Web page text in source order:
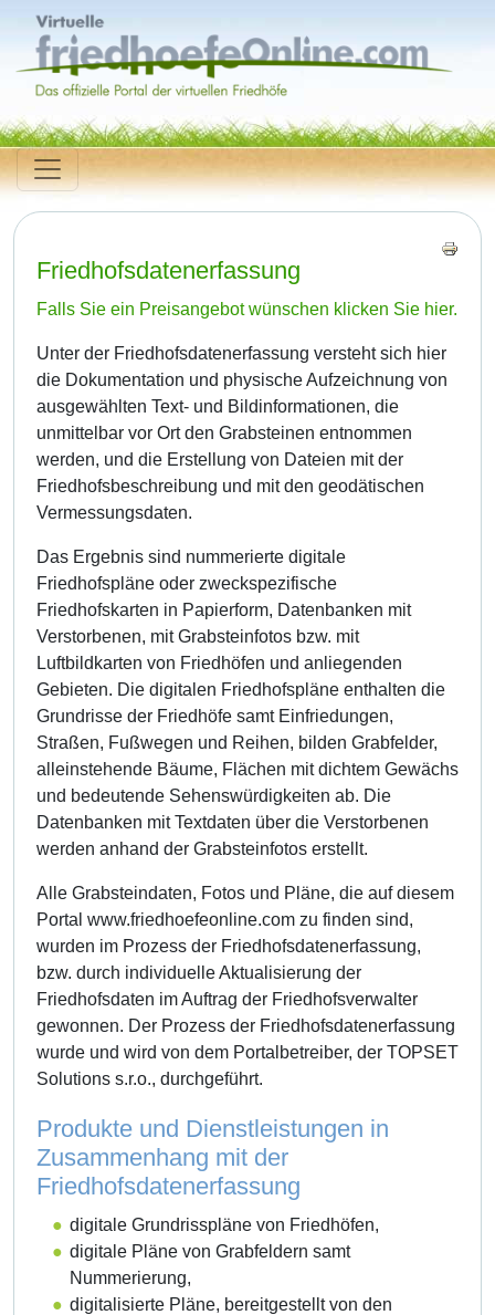
Friedhofsdatenerfassung
Falls Sie ein Preisangebot wünschen klicken Sie hier.
Unter der Friedhofsdatenerfassung versteht sich hier
die Dokumentation und physische Aufzeichnung von
ausgewählten Text- und Bildinformationen, die
unmittelbar vor Ort den Grabsteinen entnommen
werden, und die Erstellung von Dateien mit der
Friedhofsbeschreibung und mit den geodätischen
Vermessungsdaten.
Das Ergebnis sind nummerierte digitale
Friedhofspläne oder zweckspezifische
Friedhofskarten in Papierform, Datenbanken mit
Verstorbenen, mit Grabsteinfotos bzw. mit
Luftbildkarten von Friedhöfen und anliegenden
Gebieten. Die digitalen Friedhofspläne enthalten die
Grundrisse der Friedhöfe samt Einfriedungen,
Straßen, Fußwegen und Reihen, bilden Grabfelder,
alleinstehende Bäume, Flächen mit dichtem Gewächs
und bedeutende Sehenswürdigkeiten ab. Die
Datenbanken mit Textdaten über die Verstorbenen
werden anhand der Grabsteinfotos erstellt.
Alle Grabsteindaten, Fotos und Pläne, die auf diesem
Portal www.friedhoefeonline.com zu finden sind,
wurden im Prozess der Friedhofsdatenerfassung,
bzw. durch individuelle Aktualisierung der
Friedhofsdaten im Auftrag der Friedhofsverwalter
gewonnen. Der Prozess der Friedhofsdatenerfassung
wurde und wird von dem Portalbetreiber, der TOPSET
Solutions s.r.o., durchgeführt.
Produkte und Dienstleistungen in
Zusammenhang mit der
Friedhofsdatenerfassung
digitale Grundrisspläne von Friedhöfen,
digitale Pläne von Grabfeldern samt
Nummerierung,
digitalisierte Pläne, bereitgestellt von den